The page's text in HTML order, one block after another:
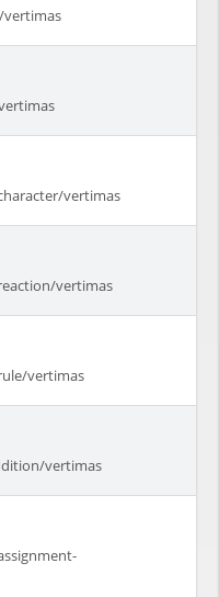
vertimas
vertimas
vertimas
vertimas